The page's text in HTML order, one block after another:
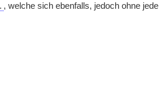
, welche sich ebenfalls, jedoch ohne